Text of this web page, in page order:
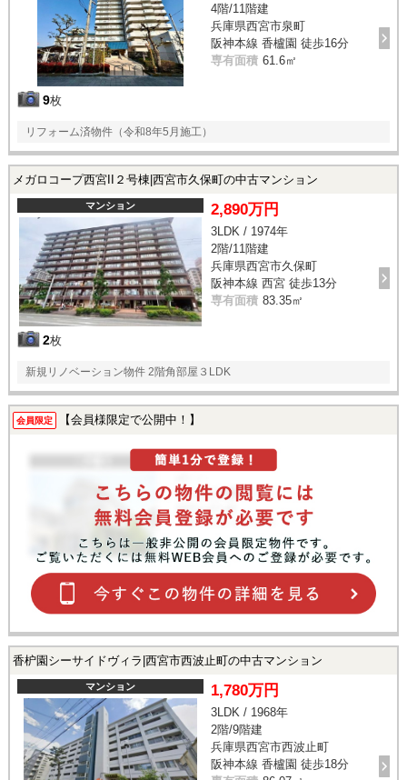
9枚
4階/11階建
兵庫県西宮市泉町
阪神本線 香櫨園 徒歩16分
専有面積 61.6㎡
リフォーム済物件（令和8年5月施工）
メガロコープ西宮II２号棟|西宮市久保町の中古マンション
マンション
2枚
2,890万円
3LDK / 1974年
2階/11階建
兵庫県西宮市久保町
阪神本線 西宮 徒歩13分
専有面積 83.35㎡
新規リノベーション物件 2階角部屋３LDK
会員限定 【会員様限定で公開中！】
香枦園シーサイドヴィラ|西宮市西波止町の中古マンション
マンション 1,780万円
3LDK / 1968年
2階/9階建
兵庫県西宮市西波止町
阪神本線 香櫨園 徒歩18分